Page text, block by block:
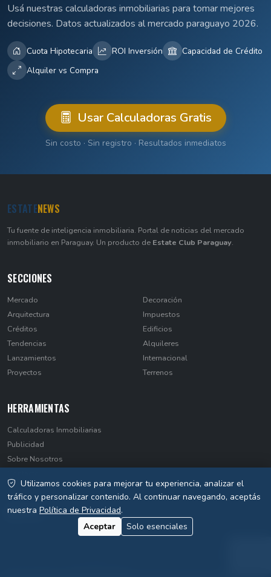
Usá nuestras calculadoras inmobiliarias para tomar mejores
decisiones. Datos actualizados al mercado paraguayo 2026.
Cuota Hipotecaria ROI Inversión
Capacidad de Crédito
Alquiler vs Compra
Usar Calculadoras Gratis
Sin costo · Sin registro · Resultados inmediatos
ESTATENEWS
Tu fuente de inteligencia inmobiliaria. Portal de noticias del mercado
inmobiliario en Paraguay. Un producto de Estate Club Paraguay.
SECCIONES
Mercado
Arquitectura
Créditos
Tendencias
Lanzamientos
Proyectos
Decoración
Impuestos
Edificios
Alquileres
Internacional
Terrenos
HERRAMIENTAS
Calculadoras Inmobiliarias
Publicidad
Sobre Nosotros
Privacidad
Utilizamos cookies para mejorar tu experiencia, analizar el
tráfico y personalizar contenido. Al continuar navegando, aceptás
nuestra Política de Privacidad.
Aceptar
Solo esenciales